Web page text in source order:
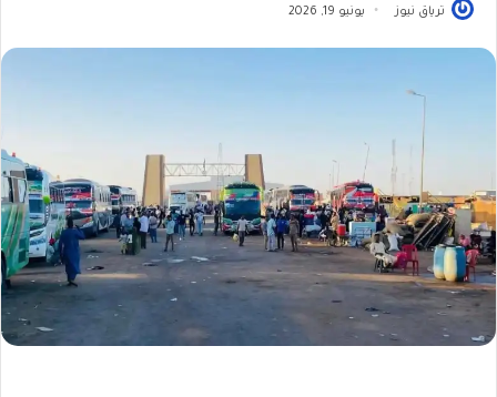
ترياق نيوز يونيو 19, 2026